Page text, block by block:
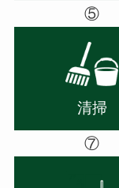
⑤
清掃
⑦